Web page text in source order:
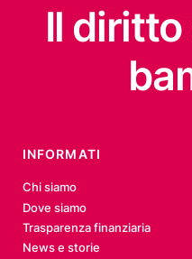
Il diritto
INFORMATI
Chi siamo
Dove siamo
Trasparenza finanziaria
News e storie